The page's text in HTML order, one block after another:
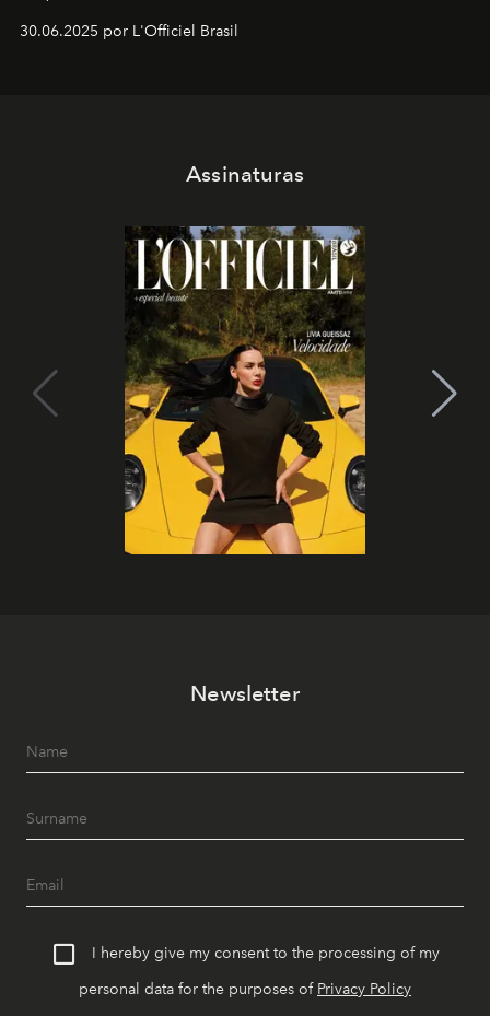
30.06.2025 por L'Officiel Brasil
Assinaturas
Newsletter
I hereby give my consent to the processing of my
personal data for the purposes of Privacy Policy